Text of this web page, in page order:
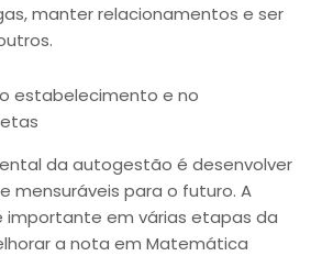
manter relacionamentos e ser
estabelecimento e no
da autogestão é desenvolver
mensuráveis ​​para o futuro. A
importante em várias etapas da
a nota em Matemática